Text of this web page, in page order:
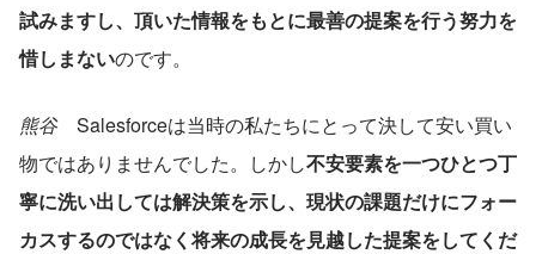
試みますし、頂いた情報をもとに最善の提案を行う努力を
惜しまないのです。
熊谷 Salesforceは当時の私たちにとって決して安い買い
物ではありませんでした。しかし不安要素を一つひとつ丁
寧に洗い出しては解決策を示し、現状の課題だけにフォー
カスするのではなく将来の成長を見越した提案をしてくだ